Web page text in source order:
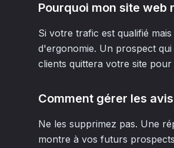
Pourquoi mon site web
Si votre trafic est qualifié
d'ergonomie. Un prospect
clients quittera votre site
Comment gérer les
Ne les supprimez pas. Une
montre à vos futurs